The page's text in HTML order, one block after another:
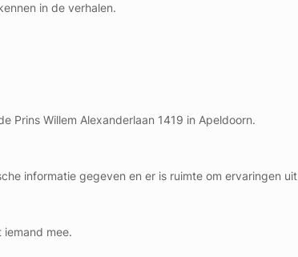
in de verhalen.
Prins Willem Alexanderlaan 1419 in Apeldoorn.
informatie gegeven en er is ruimte om ervaringen uit
iemand mee.